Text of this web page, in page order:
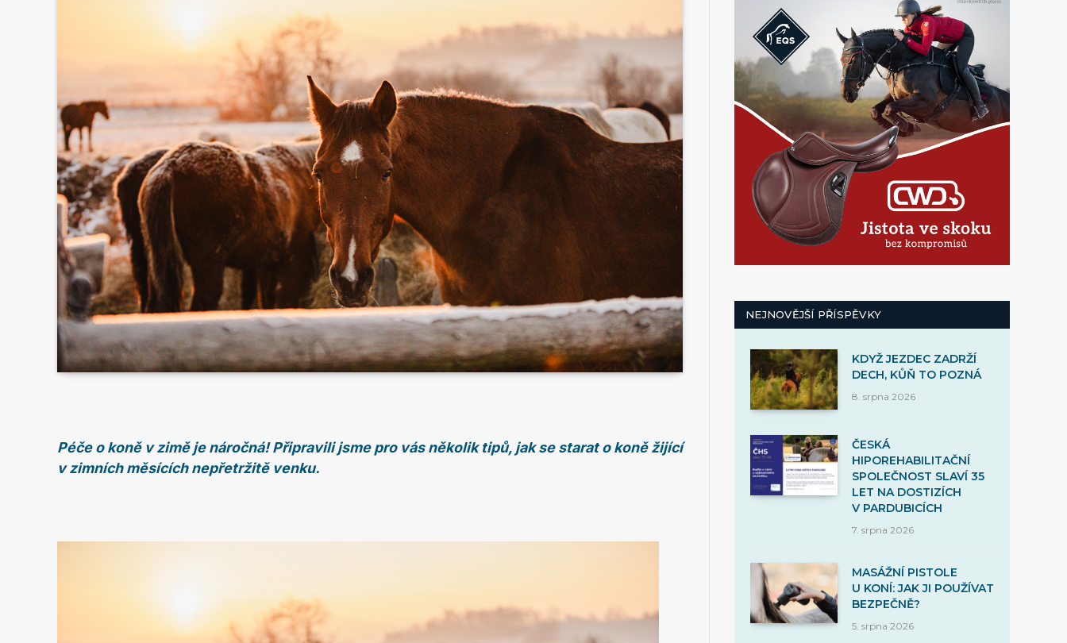
Péče o koně v zimě je náročná! Připravili jsme pro vás několik tipů, jak se starat o koně žijící
v zimních měsících nepřetržitě venku.
NEJNOVĚJŠÍ PŘÍSPĚVKY
KDYŽ JEZDEC ZADRŽÍ
DECH, KŮŇ TO POZNÁ
8. srpna 2026
ČESKÁ
HIPOREHABILITAČNÍ
SPOLEČNOST SLAVÍ 35
LET NA DOSTIZÍCH
V PARDUBICÍCH
7. srpna 2026
MASÁŽNÍ PISTOLE
U KONÍ: JAK JI POUŽÍVAT
BEZPEČNĚ?
5. srpna 2026